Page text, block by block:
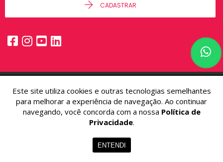
CADASTRAR
© 2026 - Alfa Imóveis -48.236.892/0001-50 -Todos os Direitos
Reservados.
Este site utiliza cookies e outras tecnologias semelhantes
para melhorar a experiência de navegação. Ao continuar
navegando, você concorda com a nossa Política de
Privacidade.
ENTENDI